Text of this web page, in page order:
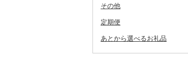
大福
その他和菓子
その他漬物
魚
ジャム
その他缶詰・瓶詰
燻製（スモーク）
おせち
その他加工品
ごま油
その他調味料
ケチャップ
こしょう
その他家電
券
タオルケット
ノート・ファイル
その他文房具
グラス・カップ
箸
スプーン・フォーク・
キッチン用品
フライパン
鍋
日用品
洗剤
トイレットペーパー
楽器・器材
本・CD・DVD
その他ゴルフ
その他スポーツ
その他スポーツ
その他スキンケア
入浴剤
アロマ
プロテイン
その他美容
ツケース
その他鞄・バッグ
女性・レディース
子供・ベビー
その他洋服
和服
靴・履物
靴・シューズ
スリッパ・下駄・草履
アクセサリー
ペンダント・ネックレ
その他服飾小物
本場奄美大島紬
陶器・漆器
唐津焼
備前焼
その他装飾品・工芸品
数珠
工芸品
観葉植物・苗木
花
胡蝶蘭
造花・プリザーブドフ
盆栽・その他
その他
地域サービス
その他
定期便
あとから選べるお礼品